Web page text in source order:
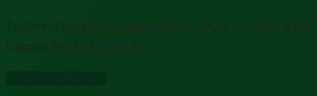
Trước khi bắt đầu so sánh, bạn cần đọc lại một chút ở bài
trước: Hiểu về tiền, tiện tệ...